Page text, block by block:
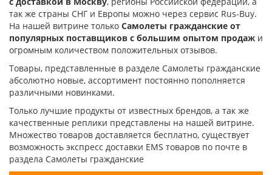
так же страны СНГ и Европы можно через сервис Rus-Buy.
На нашей витрине только Самолеты гражданские от
популярных поставщиков с большим опытом продаж и
огромным количеством положительных отзывов.
Товары, представленные в разделе Самолеты гражданские
абсолютно новые, ассортимент постоянно пополняется
различными новинками.
Только лучшие продукты от известных брендов, а так же
качественные реплики представлены на нашей витрине.
Множество товаров доставляется бесплатно, существует
возможность экспресс доставки EMS товаров по почте в
раздела Самолеты гражданские